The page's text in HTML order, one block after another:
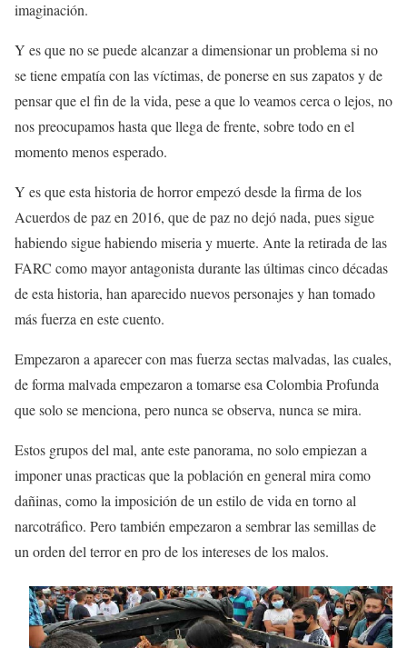
imaginación.
Y es que no se puede alcanzar a dimensionar un problema si no
se tiene empatía con las víctimas, de ponerse en sus zapatos y de
pensar que el fin de la vida, pese a que lo veamos cerca o lejos, no
nos preocupamos hasta que llega de frente, sobre todo en el
momento menos esperado.
Y es que esta historia de horror empezó desde la firma de los
Acuerdos de paz en 2016, que de paz no dejó nada, pues sigue
habiendo sigue habiendo miseria y muerte. Ante la retirada de las
FARC como mayor antagonista durante las últimas cinco décadas
de esta historia, han aparecido nuevos personajes y han tomado
más fuerza en este cuento.
Empezaron a aparecer con mas fuerza sectas malvadas, las cuales,
de forma malvada empezaron a tomarse esa Colombia Profunda
que solo se menciona, pero nunca se observa, nunca se mira.
Estos grupos del mal, ante este panorama, no solo empiezan a
imponer unas practicas que la población en general mira como
dañinas, como la imposición de un estilo de vida en torno al
narcotráfico. Pero también empezaron a sembrar las semillas de
un orden del terror en pro de los intereses de los malos.